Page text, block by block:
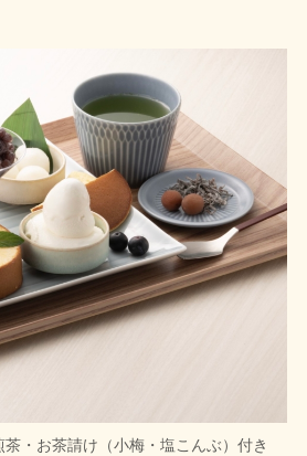
・お茶請け（小梅・塩こんぶ）付き